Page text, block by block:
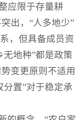
应限于存量耕
出，“人多地少”
，但具备成员资
无地种”都是政策
变更原则不适用
分置”对于稳定承